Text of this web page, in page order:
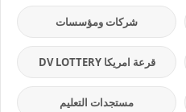
شركات ومؤسسات
قرعة امريكا DV LOTTERY
مستجدات التعليم